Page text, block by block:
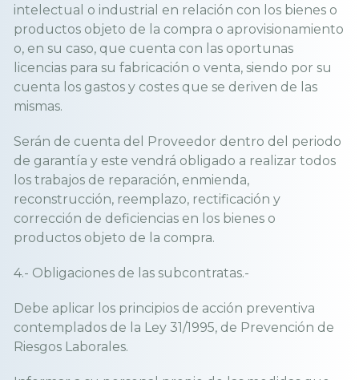
intelectual o industrial en relación con los bienes o
productos objeto de la compra o aprovisionamiento
o, en su caso, que cuenta con las oportunas
licencias para su fabricación o venta, siendo por su
cuenta los gastos y costes que se deriven de las
mismas.
Serán de cuenta del Proveedor dentro del periodo
de garantía y este vendrá obligado a realizar todos
los trabajos de reparación, enmienda,
reconstrucción, reemplazo, rectificación y
corrección de deficiencias en los bienes o
productos objeto de la compra.
4.- Obligaciones de las subcontratas.-
Debe aplicar los principios de acción preventiva
contemplados de la Ley 31/1995, de Prevención de
Riesgos Laborales.